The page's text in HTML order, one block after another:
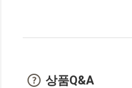
상품Q&A